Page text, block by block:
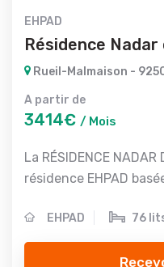
EHPAD
Résidence
Rueil-Malmaison -
A partir de
3414€ / Mois
La RÉSIDENCE
résidence EHPAD
EHPAD 76